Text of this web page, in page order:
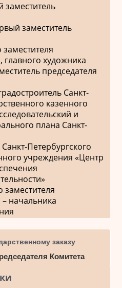
заместитель
заместителя
главного художника
председателя
Санкт-
казенного
и
плана Санкт-
Петербургского
учреждения «Центр
заместителя
начальника
заказу
Комитета